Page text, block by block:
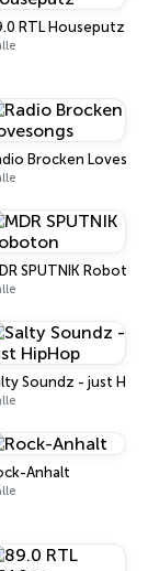
RTL Houseputz
Brocken
SPUTNIK Roboton
Soundz - just
Anhalt